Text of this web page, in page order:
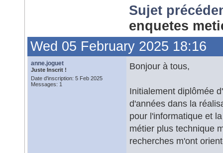
Sujet
enquetes
Wed 05 February 2025 18:16
anne.joguet
Juste Inscrit !
Date d'inscription: 5 Feb 2025
Messages: 1
Bonjour à tous,
Initialement diplômée
d'années dans la
pour l'informatique et
métier plus technique
recherches m'ont